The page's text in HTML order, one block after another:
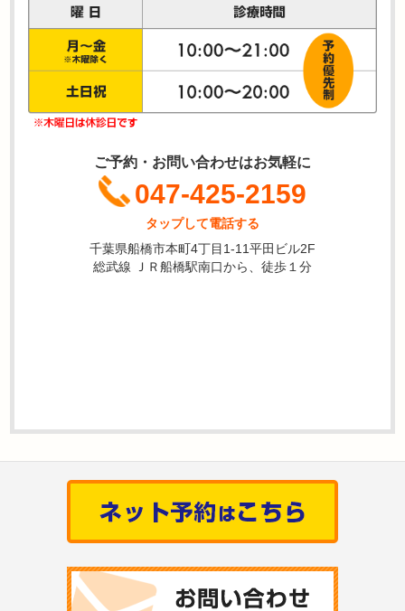
ご予約・お問い合わせはお気軽に
047-425-2159
タップして電話する
千葉県船橋市本町4丁目1-11平田ビル2F
総武線 ＪＲ船橋駅南口から、徒歩１分